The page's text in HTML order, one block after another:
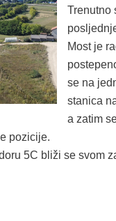
Trenutno
Most je
se na
stanica
a zatim
pozicije.
5C bliži se svom